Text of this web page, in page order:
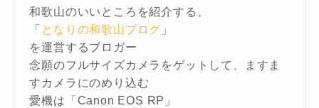
和歌山のいいところを紹介する、
「 となりの和歌山ブログ 」
を運営するブロガー
念願のフルサイズカメラをゲットして、ますま
すカメラにのめり込む
愛機は「Canon EOS RP」